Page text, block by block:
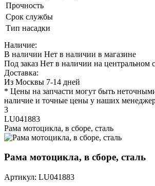
Прочность
Срок службы
Тип насадки
Наличие:
В наличии Нет в наличии в магазине
Под заказ Нет в наличии на центральном
Доставка:
Из Москвы 7-14 дней
* Цены на запчасти могут быть
наличие и точные цены у наших
3
LU041883
Рама мотоцикла, в сборе, сталь
Рама мотоцикла, в сборе, сталь
Артикул: LU041883